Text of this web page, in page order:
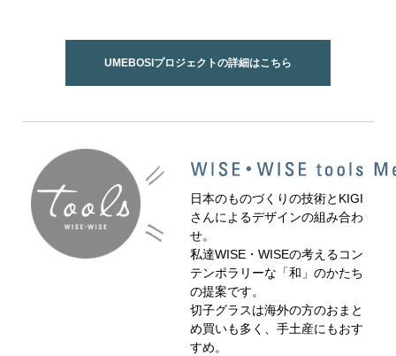
UMEBOSIプロジェクトの詳細はこちら
日本のものづくりの技術とKIGI
さんによるデザインの組み合わ
せ。
私達WISE・WISEの考えるコン
テンポラリーな「和」のかたち
の提案です。
切子グラスは海外の方のおまと
め買いも多く、手土産にもおす
すめ。